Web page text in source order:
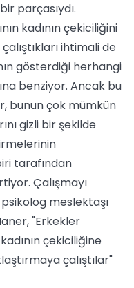
parçasıydı.
kadının çekiciliğini
ihtimali de
gösterdiği herhangi
benziyor. Ancak bu
bunun çok mümkün
gizli bir şekilde
tarafından
Çalışmayı
meslektaşı
"Erkekler
çekiciliğine
çalıştılar"